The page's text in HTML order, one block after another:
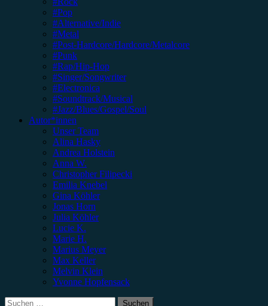
#Pop
#Alternative/Indie
#Metal
#Post-Hardcore/Hardcore/Metalcore
#Punk
#Rap/Hip-Hop
#Singer/Songwriter
#Electronica
#Soundtrack/Musical
#Jazz/Blues/Gospel/Soul
Autor*innen
Unser Team
Alina Hasky
Andrea Holstein
Anna W.
Christopher Filipecki
Emilia Knebel
Gina Köhler
Jonas Horn
Julia Köhler
Lucie K.
Marie H.
Marius Meyer
Max Keller
Melvin Klein
Yvonne Hopfensack
Suchen